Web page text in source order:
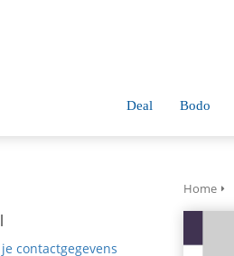
Deal Bodo
contactgegevens
Home